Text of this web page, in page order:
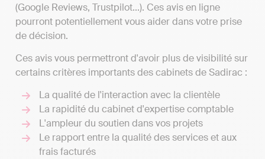
(Google Reviews, Trustpilot...). Ces avis en ligne
pourront potentiellement vous aider dans votre prise
de décision.
Ces avis vous permettront d'avoir plus de visibilité sur
certains critères importants des cabinets de Sadirac :
La qualité de l'interaction avec la clientèle
La rapidité du cabinet d'expertise comptable
L'ampleur du soutien dans vos projets
Le rapport entre la qualité des services et aux
frais facturés